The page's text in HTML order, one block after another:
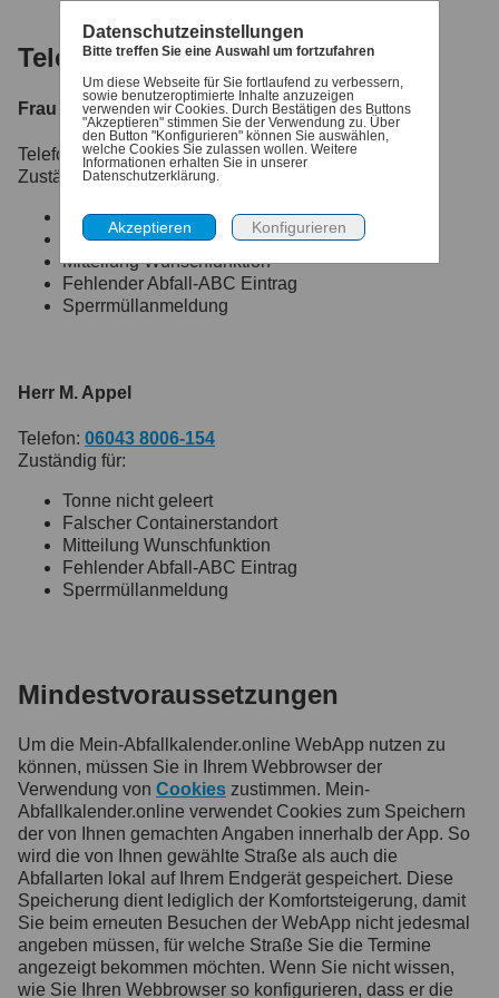
Telefonische Ansprechpartner
Frau J. Russino
Telefon:06043 8006-152
Zuständig für:
Tonne nicht geleert
Falscher Containerstandort
Mitteilung Wunschfunktion
Fehlender Abfall-ABC Eintrag
Sperrmüllanmeldung
Herr M. Appel
Telefon: 06043 8006-154
Zuständig für:
Tonne nicht geleert
Falscher Containerstandort
Mitteilung Wunschfunktion
Fehlender Abfall-ABC Eintrag
Sperrmüllanmeldung
Mindestvoraussetzungen
Um die Mein-Abfallkalender.online WebApp nutzen zu
können, müssen Sie in Ihrem Webbrowser der
Verwendung von Cookies zustimmen. Mein-
Abfallkalender.online verwendet Cookies zum Speichern
der von Ihnen gemachten Angaben innerhalb der App. So
wird die von Ihnen gewählte Straße als auch die
Abfallarten lokal auf Ihrem Endgerät gespeichert. Diese
Speicherung dient lediglich der Komfortsteigerung, damit
Sie beim erneuten Besuchen der WebApp nicht jedesmal
angeben müssen, für welche Straße Sie die Termine
angezeigt bekommen möchten. Wenn Sie nicht wissen,
wie Sie Ihren Webbrowser so konfigurieren, dass er die
Datenschutzeinstellungen
Bitte treffen Sie eine Auswahl um fortzufahren
Um diese Webseite für Sie fortlaufend zu verbessern,
sowie benutzeroptimierte Inhalte anzuzeigen
verwenden wir Cookies. Durch Bestätigen des Buttons
"Akzeptieren" stimmen Sie der Verwendung zu. Über
den Button "Konfigurieren" können Sie auswählen,
welche Cookies Sie zulassen wollen. Weitere
Informationen erhalten Sie in unserer
Datenschutzerklärung.